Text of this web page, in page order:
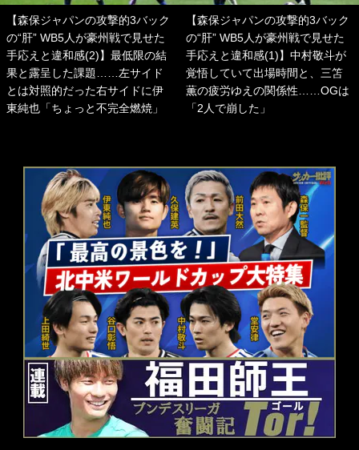
【森保ジャパンの攻撃的3バック
の“肝” WB5人が豪州戦で見せた
手応えと違和感(2)】最低限の結
果と露呈した課題……左サイド
とは対照的だった右サイドに伊
東純也「ちょっと不完全燃焼」
【森保ジャパンの攻撃的3バック
の“肝” WB5人が豪州戦で見せた
手応えと違和感(1)】中村敬斗が
覚悟していて出場時間と、三笘
薫の疲労ゆえの関係性……OGは
「2人で崩した」